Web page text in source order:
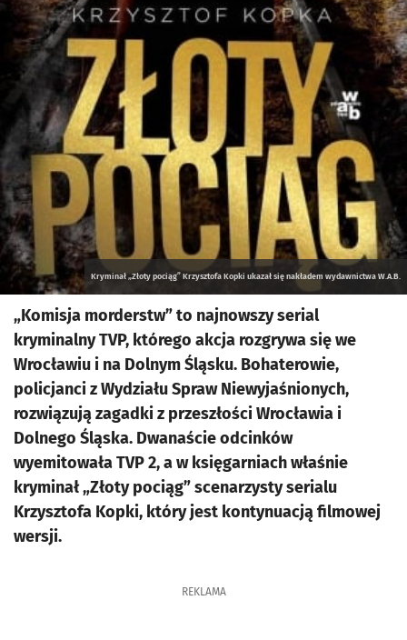
Kryminał „Złoty pociąg” Krzysztofa Kopki ukazał się nakładem wydawnictwa W.A.B.
„Komisja morderstw” to najnowszy serial
kryminalny TVP, którego akcja rozgrywa się we
Wrocławiu i na Dolnym Śląsku. Bohaterowie,
policjanci z Wydziału Spraw Niewyjaśnionych,
rozwiązują zagadki z przeszłości Wrocławia i
Dolnego Śląska. Dwanaście odcinków
wyemitowała TVP 2, a w księgarniach właśnie
kryminał „Złoty pociąg” scenarzysty serialu
Krzysztofa Kopki, który jest kontynuacją filmowej
wersji.
REKLAMA